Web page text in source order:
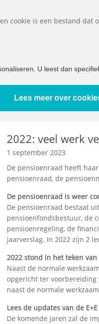
2022: veel werk
1 september 2023
De pensioenraad heeft
pensioenraad, de
De pensioenraad is weer
De pensioenraad bestaat
pensioenfondsbestuur, de
pensioenregeling, de
jaarverslag. In 2022 zijn 2
2022 stond in het teken
Naast de normale
opgericht ter voorbereiding
naast de normale
Lees de updates van de
De komende jaren zal de
cookie is een bestand
U leest dan
Lees meer over